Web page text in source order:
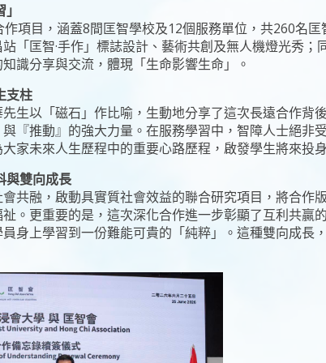
項目，涵蓋8間匡智學校及12個服務單位，共260名
「匡智·手作」標誌設計、藝術共創及無人機燈光秀
識分享與交流，體現「生命影響生命」。
支柱
生以「磁石」作比喻，生動地分享了這次長遠合作
『推動』的強大力量。在服務學習中，智障人士絕
家未來人生歷程中的重要心路歷程，啟發學生將來投
與雙向成長
共融，啟動具實質社會效益的聯合研究項目，將合
。更重要的是，這次深化合作進一步彰顯了互利共
身上學習到一份難能可貴的「純粹」。這種雙向成長